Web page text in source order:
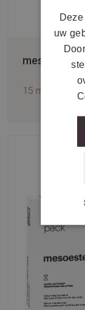
15 ml
uw